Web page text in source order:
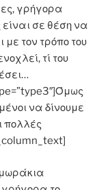
γρήγορα
σε θέση να
με τον τρόπο του
τί του
να δίνουμε
πολλές